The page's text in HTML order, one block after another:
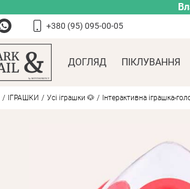
+380 (95) 095-00-05
ДОГЛЯД ПІКЛУВАННЯ
ІГРАШКИ Усі іграшки 🐶 Інтерактивна іграшка-